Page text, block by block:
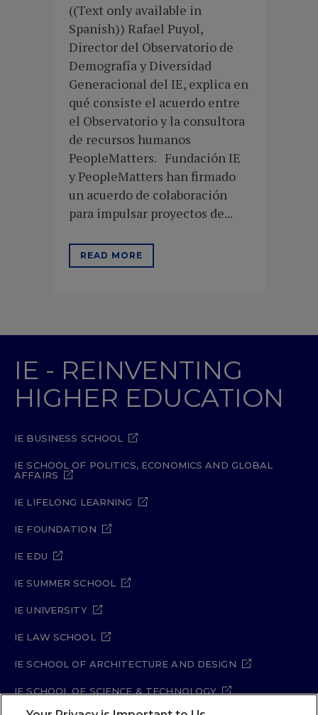
((Text only available in
Spanish)) Rafael Puyol,
Director del Observatorio de
Demografía y Diversidad
Generacional del IE, explica en
qué consiste el acuerdo entre
el Observatorio y la consultora
de recursos humanos
PeopleMatters. Fundación IE
y PeopleMatters han firmado
un acuerdo de colaboración
para impulsar proyectos de...
READ MORE
IE - REINVENTING
HIGHER EDUCATION
IE BUSINESS SCHOOL
IE SCHOOL OF POLITICS, ECONOMICS AND GLOBAL
AFFAIRS
IE LIFELONG LEARNING
IE FOUNDATION
IE EDU
IE SUMMER SCHOOL
IE UNIVERSITY
IE LAW SCHOOL
IE SCHOOL OF ARCHITECTURE AND DESIGN
IE SCHOOL OF SCIENCE & TECHNOLOGY